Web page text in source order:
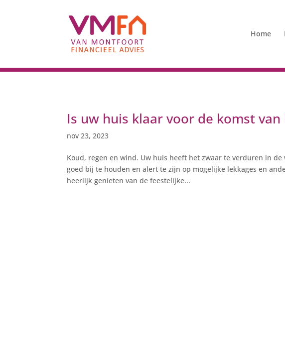
Home
Is uw huis klaar voor de komst
nov 23, 2023
Koud, regen en wind. Uw huis heeft het zwaar te verduren in
goed bij te houden en alert te zijn op mogelijke lekkages en
heerlijk genieten van de feestelijke...